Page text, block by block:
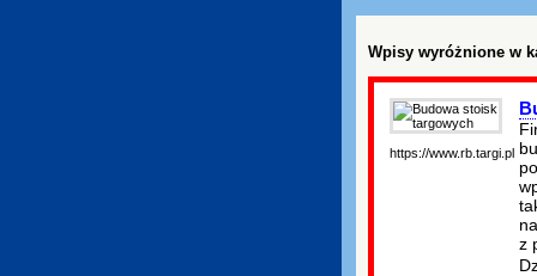
Wpisy wyróżnione w
https://www.rb.targi.pl
z